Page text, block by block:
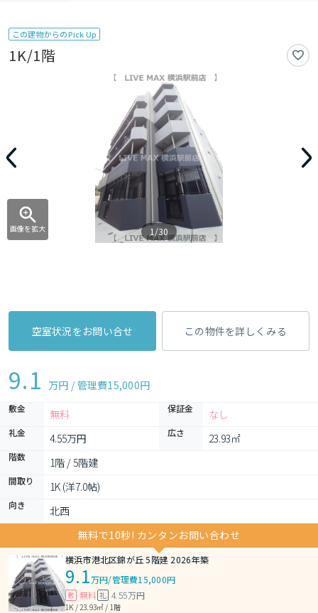
この建物からのPick Up
1K/1階
画像を拡大 1/30
空室状況をお問い合せ この物件を詳しくみる
9.1 万円 / 管理費15,000円
敷金 無料 保証金 なし
礼金 4.55万円 広さ 23.93㎡
階数 1階 / 5階建
間取り 1K (洋7.0帖)
向き
北西
無料で10秒! カンタンお問い合わせ
横浜市港北区錦が丘 5階建 2026年築
9.1万円/管理費15,000円
敷 無料 礼 4.55万円
1K / 23.93㎡ / 1階